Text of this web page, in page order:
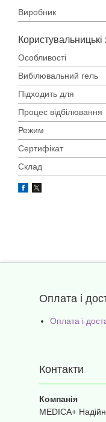
Виробник
Особливості
Вибілювальний гель
Підходить для
Процес відбілювання
Режим
Сертифікат
Склад
Оплата і
Оплата і
Контакти
MEDICA+